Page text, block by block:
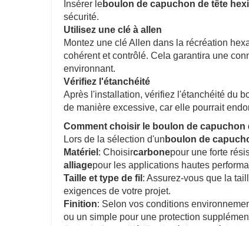
Insérer leboulon de capuchon de tête
sécurité.
Utilisez une clé à allen
Montez une clé Allen dans la récréation
cohérent et contrôlé. Cela garantira une
environnant.
Vérifiez l'étanchéité
Après l'installation, vérifiez l'étanchéité du
de manière excessive, car elle pourrait
Comment choisir le boulon de capuchon
Lors de la sélection d'un boulon de
Matériel : Choisircarbonepour une forte
alliagepour les applications hautes
Taille et type de fil : Assurez-vous que la
exigences de votre projet.
Finition: Selon vos conditions
ou un simple pour une protection